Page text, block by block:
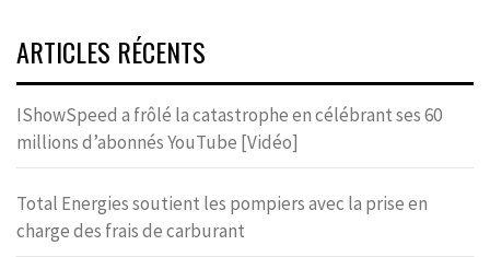
ARTICLES RÉCENTS
IShowSpeed a frôlé la catastrophe en célébrant ses 60
millions d’abonnés YouTube [Vidéo]
Total Energies soutient les pompiers avec la prise en
charge des frais de carburant